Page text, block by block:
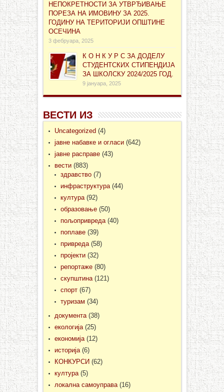
НЕПОКРЕТНОСТИ ЗА УТВРЂИВАЊЕ
ПОРЕЗА НА ИМОВИНУ ЗА 2025.
ГОДИНУ НА ТЕРИТОРИЈИ ОПШТИНЕ
ОСЕЧИНА
3 фебруара, 2025
К О Н К У Р С ЗА ДОДЕЛУ
СТУДЕНТСКИХ СТИПЕНДИЈА
ЗА ШКОЛСКУ 2024/2025 ГОД.
9 јануара, 2025
ВЕСТИ ИЗ
Uncategorized (4)
јавне набавке и огласи(642)
јавне расправе(43)
вести(883)
здравство(7)
инфраструктура(44)
култура(92)
образовање(50)
пољопривреда(40)
поплаве(39)
привреда(58)
пројекти(32)
репортаже(80)
скупштина(121)
спорт(67)
туризам (34)
документа(38)
екологија(25)
економија(12)
историја(6)
КОНКУРСИ (62)
култура(5)
локална самоуправа(16)